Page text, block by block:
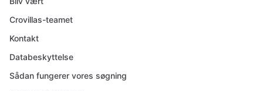
Crovillas-teamet
Kontakt
Databeskyttelse
Sådan fungerer vores søgning